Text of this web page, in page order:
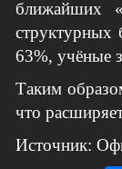
ближайших
структурных
63%, учёные
Таким
что
Источник: